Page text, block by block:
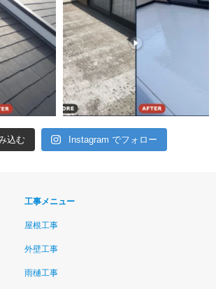
込む Instagram でフォロー
工事メニュー
屋根工事
外壁工事
雨樋工事